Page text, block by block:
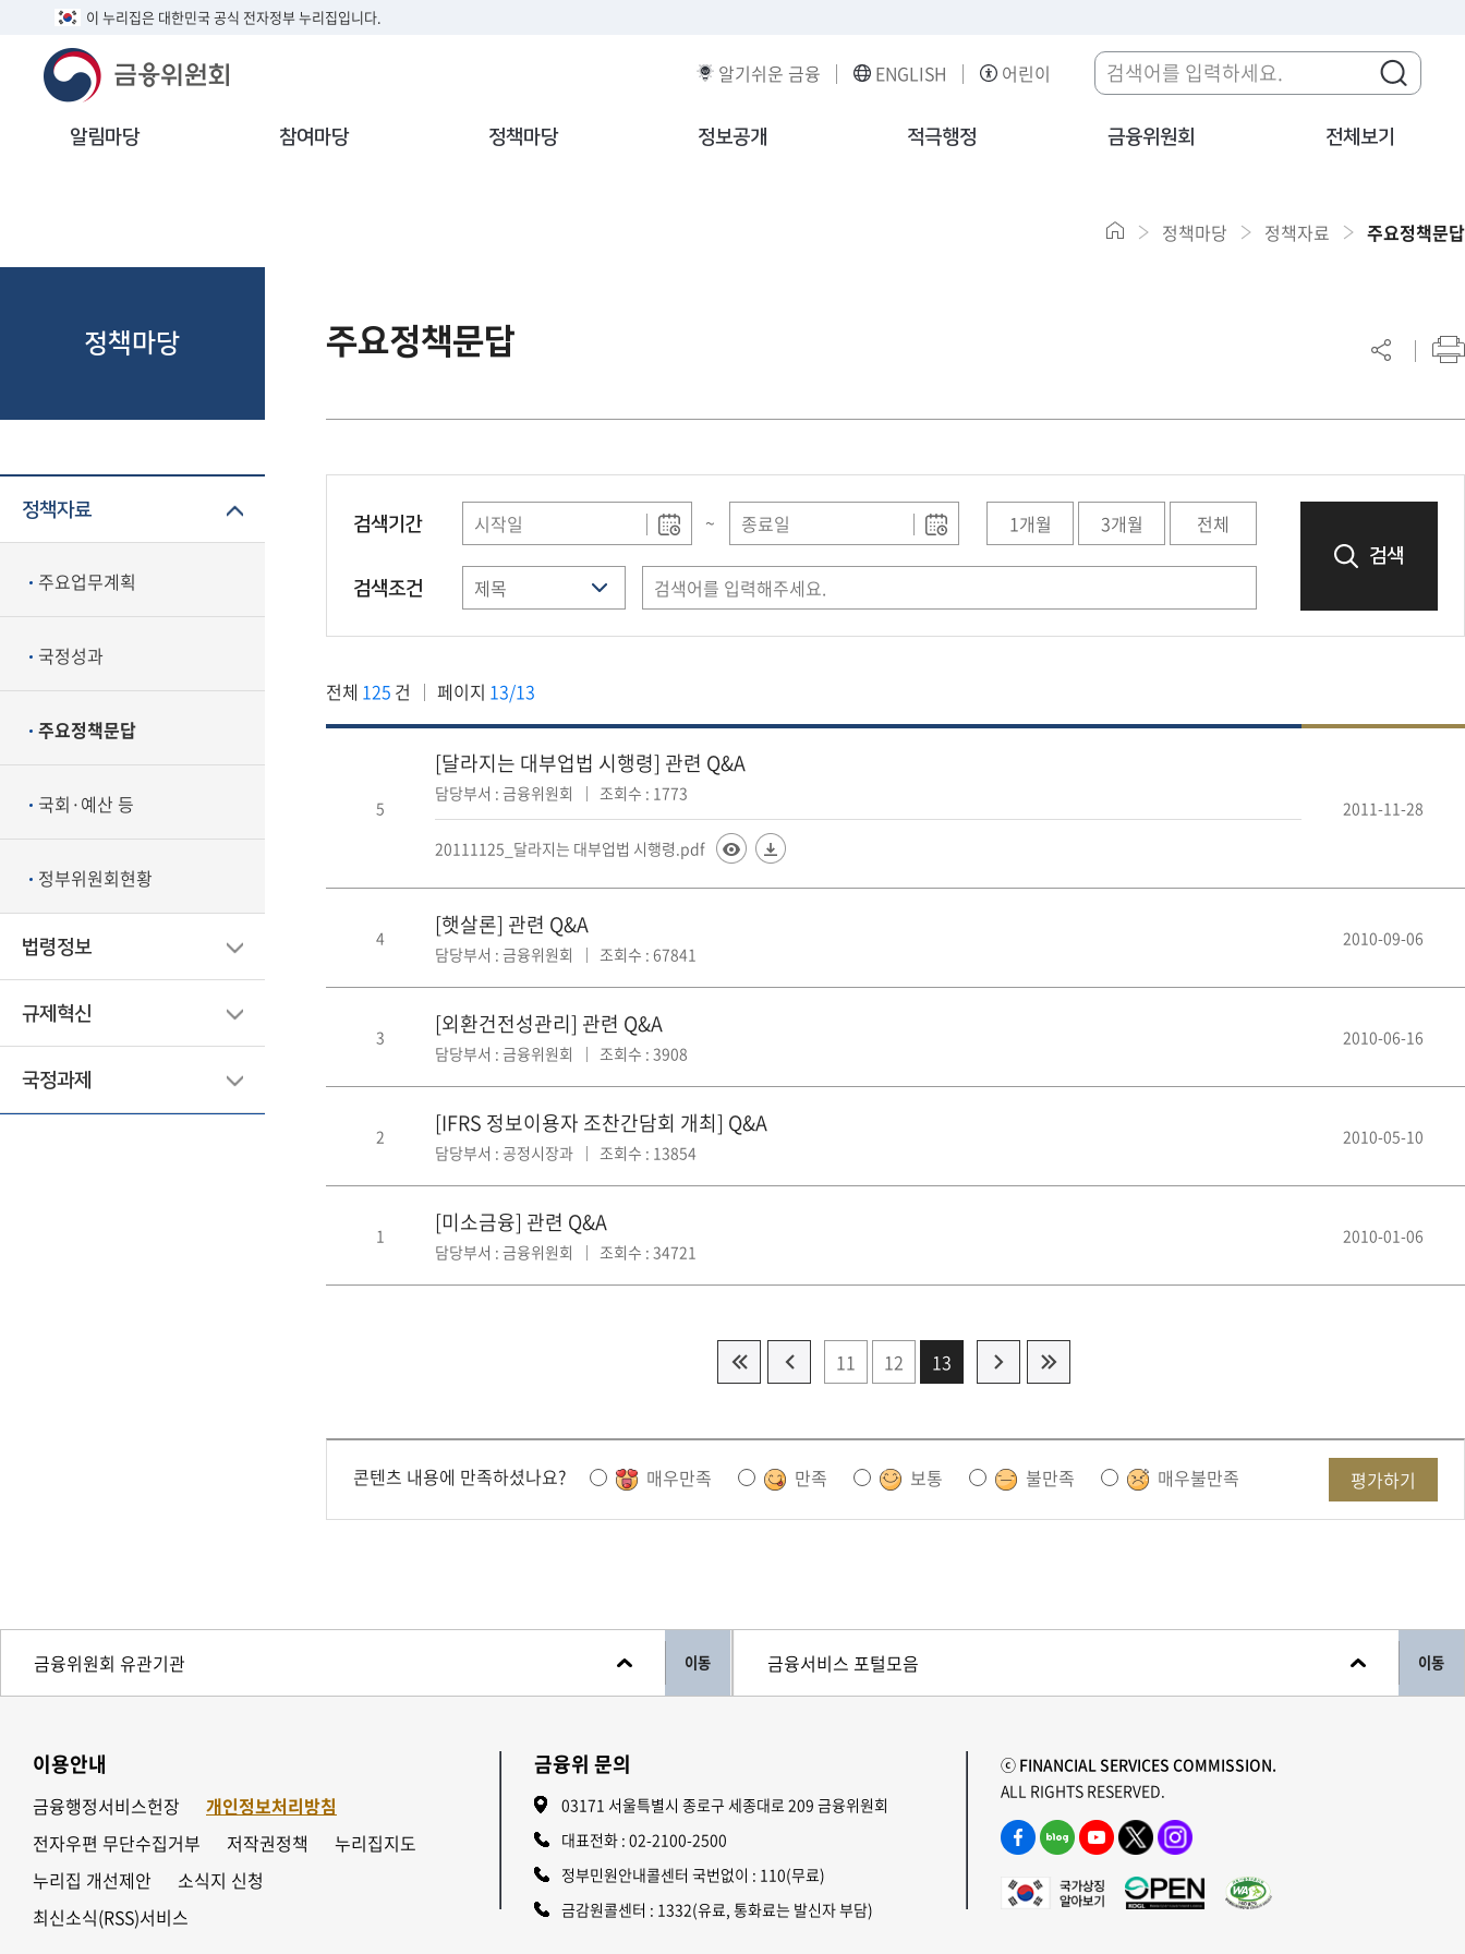
이 누리집은 대한민국 공식 전자정부 누리집입니다.
알기쉬운 금융 ENGLISH 어린이
알림마당 참여마당 정책마당 정보공개 적극행정 금융위원회 전체보기
정책마당
정책자료
주요업무계획
국정성과
주요정책문답
국회·예산 등
정부위원회현황
법령정보
규제혁신
국정과제
정책마당 정책자료 주요정책문답
주요정책문답
검색기간 ~ 1개월 3개월 전체
검색조건
검색
전체 125 건 페이지 13/13
5
[달라지는 대부업법 시행령] 관련 Q&A
담당부서 : 금융위원회 조회수 : 1773
20111125_달라지는 대부업법 시행령.pdf
2011-11-28
4 [햇살론] 관련 Q&A
담당부서 : 금융위원회 조회수 : 67841
2010-09-06
3 [외환건전성관리] 관련 Q&A
담당부서 : 금융위원회 조회수 : 3908
2010-06-16
2 [IFRS 정보이용자 조찬간담회 개최] Q&A
담당부서 : 공정시장과 조회수 : 13854
2010-05-10
1 [미소금융] 관련 Q&A
담당부서 : 금융위원회 조회수 : 34721
2010-01-06
11 12 13
콘텐츠 내용에 만족하셨나요? 매우만족 만족 보통 불만족 매우불만족 평가하기
이동 이동
이용안내
금융행정서비스헌장
개인정보처리방침
전자우편 무단수집거부
저작권정책
누리집지도
누리집 개선제안
소식지 신청
최신소식(RSS)서비스
금융위 문의
03171 서울특별시 종로구 세종대로 209 금융위원회
대표전화 : 02-2100-2500
정부민원안내콜센터 국번없이 : 110(무료)
금감원콜센터 : 1332(유료, 통화료는 발신자 부담)
ⓒ FINANCIAL SERVICES COMMISSION.
ALL RIGHTS RESERVED.